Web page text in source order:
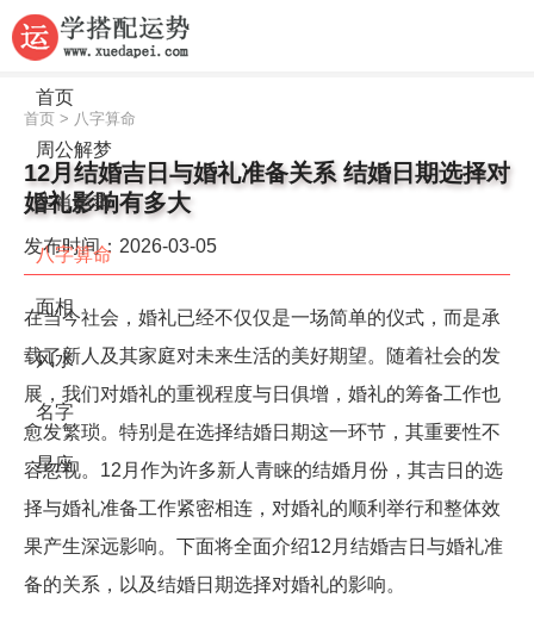
首页
周公解梦
生肖运势
八字算命
面相
风水
名字
星座
首页 > 八字算命
12月结婚吉日与婚礼准备关系 结婚日期选择对
婚礼影响有多大
发布时间：2026-03-05
在当今社会，婚礼已经不仅仅是一场简单的仪式，而是承
载了新人及其家庭对未来生活的美好期望。随着社会的发
展，我们对婚礼的重视程度与日俱增，婚礼的筹备工作也
愈发繁琐。特别是在选择结婚日期这一环节，其重要性不
容忽视。12月作为许多新人青睐的结婚月份，其吉日的选
择与婚礼准备工作紧密相连，对婚礼的顺利举行和整体效
果产生深远影响。下面将全面介绍12月结婚吉日与婚礼准
备的关系，以及结婚日期选择对婚礼的影响。